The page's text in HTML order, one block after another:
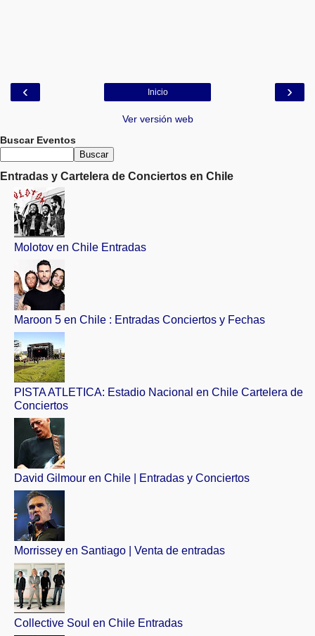
‹ ›
Inicio
Ver versión web
Buscar Eventos
Entradas y Cartelera de Conciertos en Chile
Molotov en Chile Entradas
Maroon 5 en Chile : Entradas Conciertos y Fechas
PISTA ATLETICA: Estadio Nacional en Chile Cartelera de
Conciertos
David Gilmour en Chile | Entradas y Conciertos
Morrissey en Santiago | Venta de entradas
Collective Soul en Chile Entradas